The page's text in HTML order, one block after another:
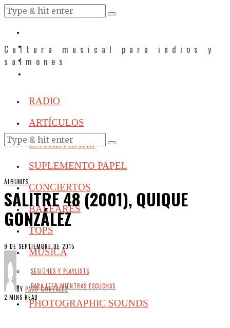
Cultura musical para indios y
salmones
RADIO
ARTÍCULOS
ENTREVISTAS
SUPLEMENTO PAPEL
CONCIERTOS
BALEARES
TOPS
MÚSICA
SESIONES Y PLAYLISTS
PARA LEER MIENTRAS ESCUCHAS
PHOTOGRAPHIC SOUNDS
ÁLBUMES
SALITRE 48 (2001), QUIQUE
GONZÁLEZ
9 DE SEPTIEMBRE DE 2015
BY PACO GONZÁLEZ
2 MINS READ